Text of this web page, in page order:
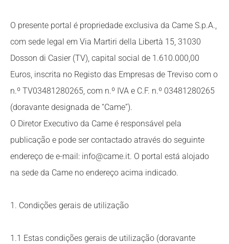
O presente portal é propriedade exclusiva da Came S.p.A.,
com sede legal em Via Martiri della Libertà 15, 31030
Dosson di Casier (TV), capital social de 1.610.000,00
Euros, inscrita no Registo das Empresas de Treviso com o
n.º TV03481280265, com n.º IVA e C.F. n.º 03481280265
(doravante designada de “Came”).
O Diretor Executivo da Came é responsável pela
publicação e pode ser contactado através do seguinte
endereço de e-mail: info@came.it. O portal está alojado
na sede da Came no endereço acima indicado.
1. Condições gerais de utilização
1.1 Estas condições gerais de utilização (doravante